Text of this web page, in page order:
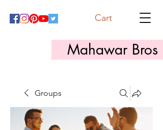
Mahawar Bros
Cart
Groups